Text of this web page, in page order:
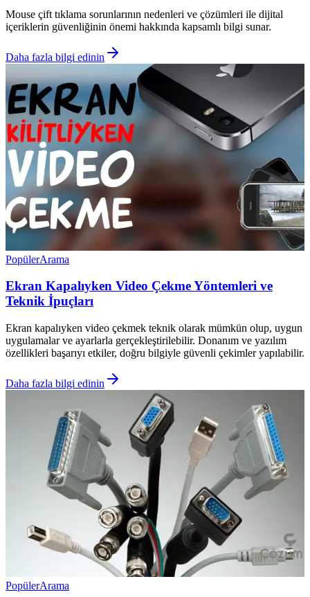
Mouse çift tıklama sorunlarının nedenleri ve çözümleri ile dijital
içeriklerin güvenliğinin önemi hakkında kapsamlı bilgi sunar.
Daha fazla bilgi edinin
PopülerArama
Ekran Kapalıyken Video Çekme Yöntemleri ve
Teknik İpuçları
Ekran kapalıyken video çekmek teknik olarak mümkün olup, uygun
uygulamalar ve ayarlarla gerçekleştirilebilir. Donanım ve yazılım
özellikleri başarıyı etkiler, doğru bilgiyle güvenli çekimler yapılabilir.
Daha fazla bilgi edinin
PopülerArama